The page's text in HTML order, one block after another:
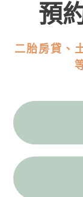
預
二胎房貸、